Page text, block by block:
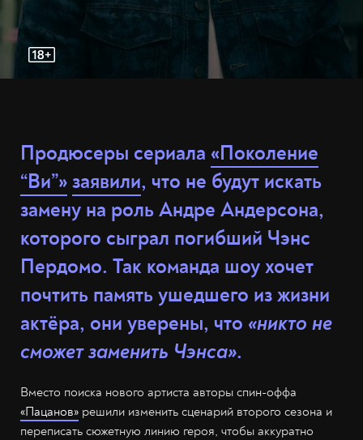
Продюсеры сериала «Поколение
“Ви”»заявили, что не будут искать
замену на роль Андре Андерсона,
которого сыграл погибший Чэнс
Пердомо. Так команда шоу хочет
почтить память ушедшего из жизни
актёра, они уверены, что «никто не
сможет заменить Чэнса».
Вместо поиска нового артиста авторы спин-оффа
«Пацанов» решили изменить сценарий второго сезона и
переписать сюжетную линию героя, чтобы аккуратно